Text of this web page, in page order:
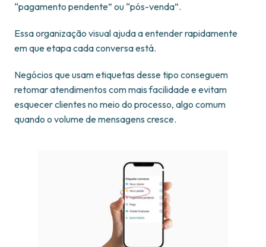
“pagamento pendente” ou “pós-venda”.
Essa organização visual ajuda a entender rapidamente
em que etapa cada conversa está.
Negócios que usam etiquetas desse tipo conseguem
retomar atendimentos com mais facilidade e evitam
esquecer clientes no meio do processo, algo comum
quando o volume de mensagens cresce.